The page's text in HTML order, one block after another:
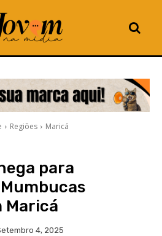
Regiões Maricá
para
Maricá
4, 2025